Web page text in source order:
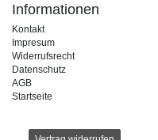
Informationen
Kontakt
Impresum
Widerrufsrecht
Datenschutz
AGB
Startseite